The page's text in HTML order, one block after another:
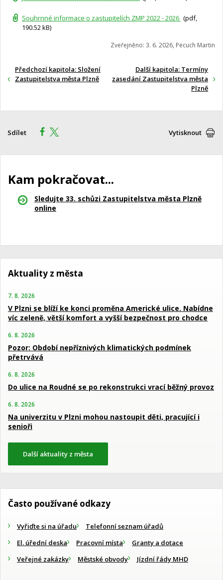
Souhrnné informace o zastupitelích ZMP 2022 - 2026 (pdf,
190.52 kB)
Zveřejněno: 3. 6. 2026, Pecuch Martin
Předchozí kapitola: Složení
Zastupitelstva města Plzně
Další kapitola: Termíny
zasedání Zastupitelstva města
Plzně
Sdílet Vytisknout
Kam pokračovat...
Sledujte 33. schůzi Zastupitelstva města Plzně
online
Aktuality z města
7. 8. 2026
V Plzni se blíží ke konci proměna Americké ulice. Nabídne
víc zeleně, větší komfort a vyšší bezpečnost pro chodce
6. 8. 2026
Pozor: Období nepříznivých klimatických podmínek
přetrvává
6. 8. 2026
Do ulice na Roudné se po rekonstrukci vrací běžný provoz
6. 8. 2026
Na univerzitu v Plzni mohou nastoupit děti, pracující i
senioři
Další aktuality z města
Často používané odkazy
Vyřiďte si na úřadu
Telefonní seznam úřadů
El. úřední deska
Pracovní místa
Granty a dotace
Veřejné zakázky
Městské obvody Jízdní řády MHD